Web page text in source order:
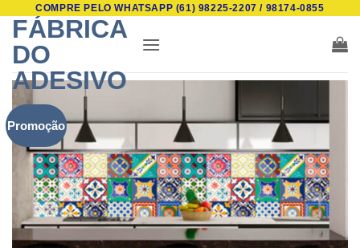
content
COMPRE PELO WHATSAPP (61) 98225-2207 / 98174-0855
FÁBRICA
DO
ADESIVO
Promoção